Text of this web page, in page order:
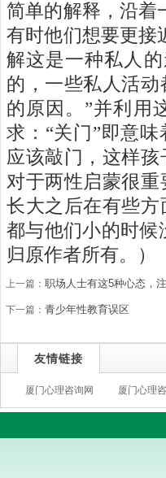
简单的解释，沿着
有时他们想要更接
解这是一种私人
的，一些私人活
的原因。 ”并利用
求： “关门 ”即意味
应该敲门，这样
对于两性启蒙很
长大之后在有些
都与他们小的时候
归原作者所有。）
上一篇： 职场人士有这5种心态，
下一篇： 青少年性教育误区
友情链接
厦门心理咨询网 厦门心理